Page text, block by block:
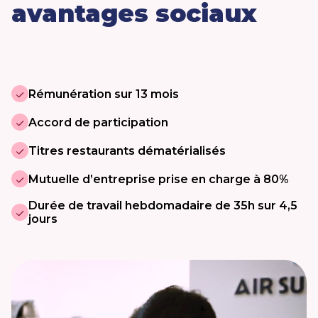
avantages sociaux
Rémunération sur 13 mois
Accord de participation
Titres restaurants dématérialisés
Mutuelle d’entreprise prise en charge à 80%
Durée de travail hebdomadaire de 35h sur 4,5
jours